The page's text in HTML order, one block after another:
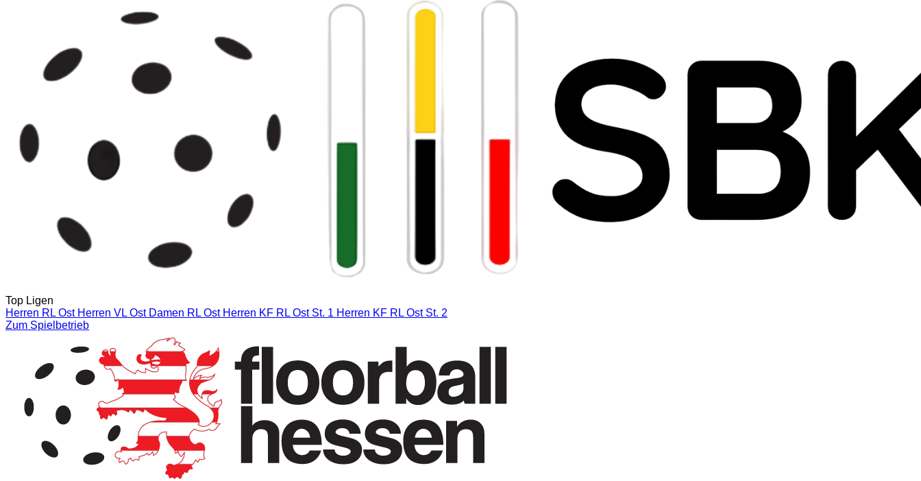
Top Ligen
Herren RL Ost Herren VL Ost Damen RL Ost Herren KF RL Ost St. 1 Herren KF RL Ost St. 2
Zum Spielbetrieb